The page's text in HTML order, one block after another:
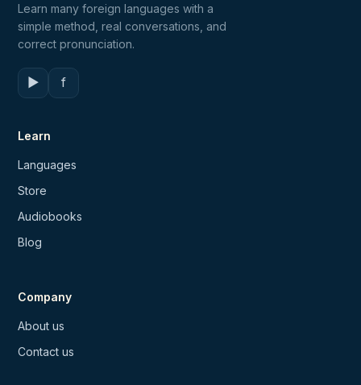
Learn many foreign languages with a
simple method, real conversations, and
correct pronunciation.
▶ f
Learn
Languages
Store
Audiobooks
Blog
Company
About us
Contact us